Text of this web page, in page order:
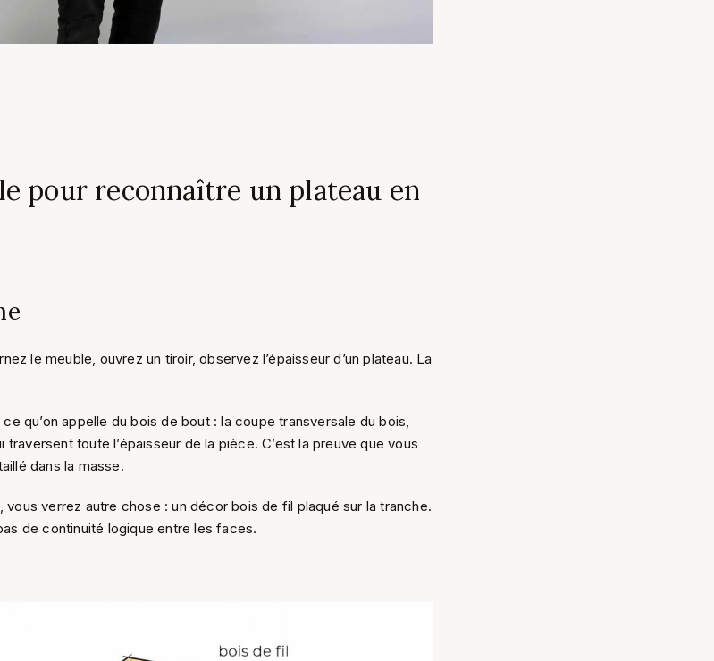
pour reconnaître un plateau en
le meuble, ouvrez un tiroir, observez l’épaisseur d’un plateau. La
qu’on appelle du bois de bout : la coupe transversale du bois,
toute l’épaisseur de la pièce. C’est la preuve que vous
dans la masse.
vous verrez autre chose : un décor bois de fil plaqué sur la tranche.
de continuité logique entre les faces.